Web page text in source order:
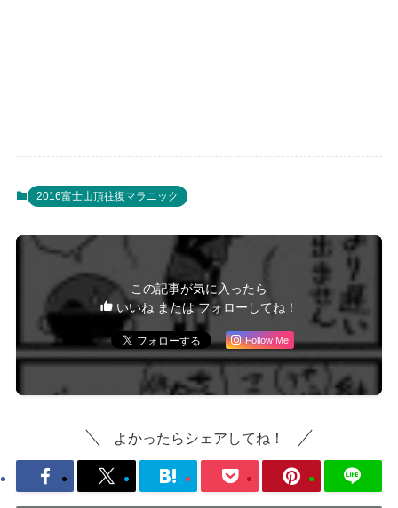
2016富士山頂往復マラニック
この記事が気に入ったら
いいね または フォローしてね！
Follow Me
よかったらシェアしてね！